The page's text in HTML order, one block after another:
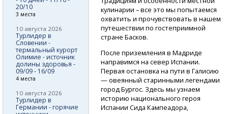
кулинарии – все это мы попытаемся
охватить и прочувствовать в нашем
путешествии по гостеприимной
стране Басков.
После приземления в Мадриде
направимся на север Испании.
Первая остановка на пути в Галисию
— овеянный старинными легендами
город Бургос. Здесь мы узнаем
историю национального героя
Испании Сида Кампеадора,
20/10
3 места
10 августа 2026
Турлидер в
Словении -
термальный курорт
Олимие - источник
долины здоровья -
09/09 - 16/09
4 места
10 августа 2026
Турлидер в
Германии - горячие